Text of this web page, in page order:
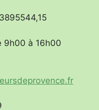
9h00 à 16h00